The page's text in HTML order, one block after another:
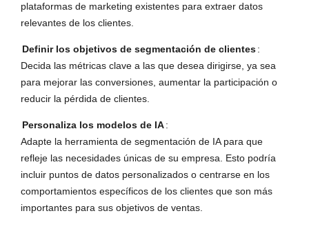
plataformas de marketing existentes para extraer datos
relevantes de los clientes.
Definir los objetivos de segmentación de clientes:
Decida las métricas clave a las que desea dirigirse, ya sea
para mejorar las conversiones, aumentar la participación o
reducir la pérdida de clientes.
Personaliza los modelos de IA:
Adapte la herramienta de segmentación de IA para que
refleje las necesidades únicas de su empresa. Esto podría
incluir puntos de datos personalizados o centrarse en los
comportamientos específicos de los clientes que son más
importantes para sus objetivos de ventas.